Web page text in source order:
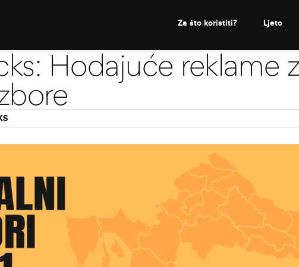
Za što koristiti? Ljeto
Hodajuće reklame